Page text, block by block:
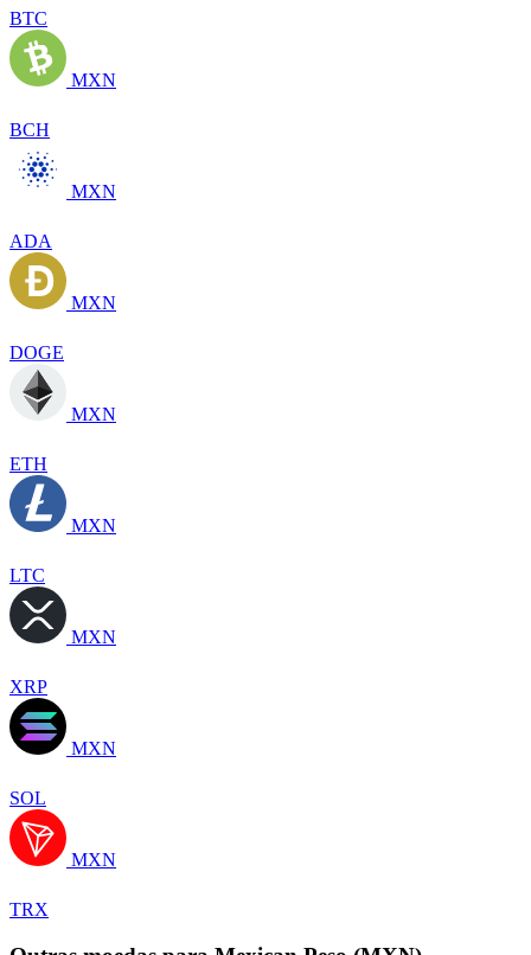
BTC
MXN
BCH
MXN
ADA
MXN
DOGE
MXN
ETH
MXN
LTC
MXN
XRP
MXN
SOL
MXN
TRX